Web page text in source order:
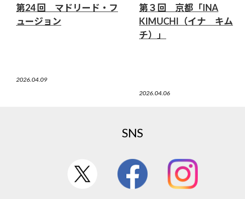
第24 回 マドリード・フ
ュージョン
2026.04.09
第３回 京都「INA
KIMUCHI（イナ キム
チ）」
2026.04.06
SNS